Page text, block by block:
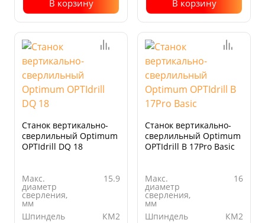
В корзину В корзину
Станок вертикально-
сверлильный Optimum
OPTIdrill DQ 18
Макс.
диаметр
сверления,
мм
15.9
Шпиндель
КМ2
Станок вертикально-
сверлильный Optimum
OPTIdrill B 17Pro Basic
Макс.
диаметр
сверления,
мм
16
Шпиндель
КМ2